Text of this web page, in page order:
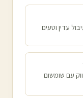
עדין וטעים
עם שומשום